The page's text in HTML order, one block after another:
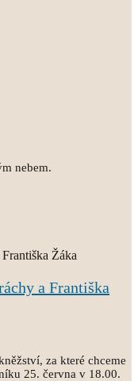
nebem.
a Františka
za které chceme
25. června v 18.00.